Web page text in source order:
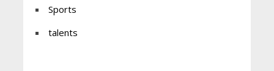
Sports
talents